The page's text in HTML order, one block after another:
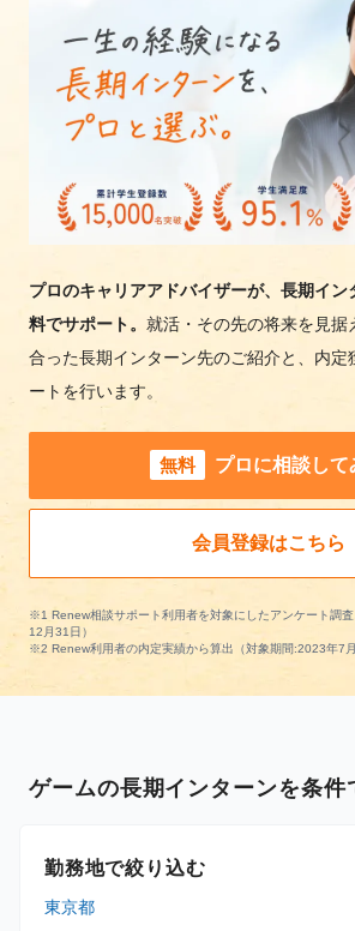
プロのキャリアアドバイザーが、長期イン
料でサポート。 就活・その先の将来を見据
合った長期インターン先のご紹介と、内定
ートを行います。
無料 プロに相談して
会員登録はこちら
※1 Renew相談サポート利用者を対象にしたアンケート調
12月31日）
※2 Renew利用者の内定実績から算出（対象期間:2023年7
ゲームの長期インターンを条件
勤務地で絞り込む
東京都